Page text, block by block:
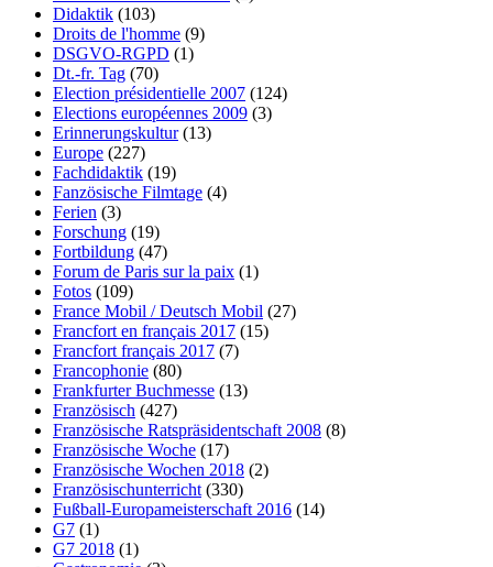
Didaktik (103)
Droits de l'homme (9)
DSGVO-RGPD (1)
Dt.-fr. Tag (70)
Election présidentielle 2007 (124)
Elections européennes 2009 (3)
Erinnerungskultur(13)
Europe (227)
Fachdidaktik (19)
Fanzösische Filmtage (4)
Ferien (3)
Forschung (19)
Fortbildung (47)
Forum de Paris sur la paix (1)
Fotos (109)
France Mobil / Deutsch Mobil (27)
Francfort en français 2017 (15)
Francfort français 2017 (7)
Francophonie (80)
Frankfurter Buchmesse (13)
Französisch (427)
Französische Ratspräsidentschaft 2008 (8)
Französische Woche (17)
Französische Wochen 2018 (2)
Französischunterricht (330)
Fußball-Europameisterschaft 2016 (14)
G7 (1)
G7 2018 (1)